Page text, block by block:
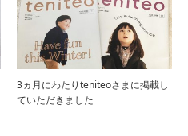
3ヵ月にわたりteniteoさまに掲載し
ていただきました